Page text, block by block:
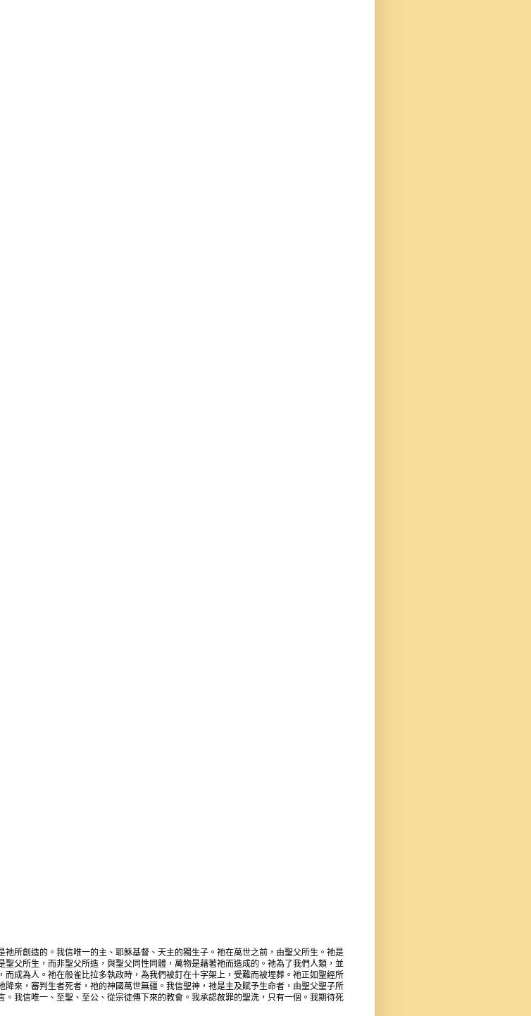
所創造的。我信唯一的主、耶穌基督、天主的獨生子。祂在萬世之前，由聖父所生。祂是
父所生，而非聖父所造，與聖父同性同體，萬物是藉著祂而造成的。祂為了我們人類，並
成為人。祂在般雀比拉多執政時，為我們被釘在十字架上，受難而被埋葬。祂正如聖經所
來，審判生者死者，祂的神國萬世無疆。我信聖神，祂是主及賦予生命者，由聖父聖子所
我信唯一、至聖、至公、從宗徒傳下來的教會。我承認赦罪的聖洗，只有一個。我期待死